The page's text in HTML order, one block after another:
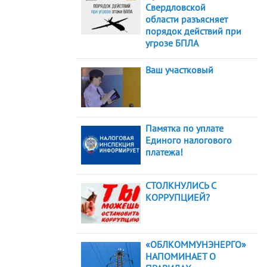
Свердловской
области разъясняет
порядок действий при
угрозе БПЛА
Ваш участковый
Памятка по уплате
Единого налогового
платежа!
СТОЛКНУЛИСЬ С
КОРРУПЦИЕЙ?
«ОБЛКОММУНЭНЕРГО»
НАПОМИНАЕТ О